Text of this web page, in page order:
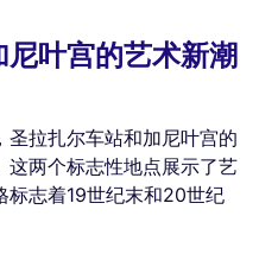
叶宫的艺术新潮
圣拉扎尔车站和加尼叶宫的
这两个标志性地点展示了艺
标志着19世纪末和20世纪